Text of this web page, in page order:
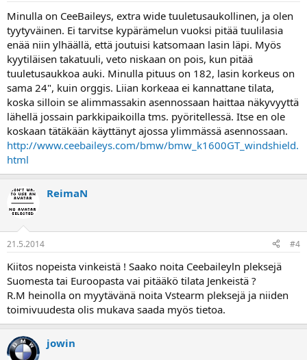
Minulla on CeeBaileys, extra wide tuuletusaukollinen, ja olen
tyytyväinen. Ei tarvitse kypärämelun vuoksi pitää tuulilasia
enää niin ylhäällä, että joutuisi katsomaan lasin läpi. Myös
kyytiläisen takatuuli, veto niskaan on pois, kun pitää
tuuletusaukkoa auki. Minulla pituus on 182, lasin korkeus on
sama 24", kuin orggis. Liian korkeaa ei kannattane tilata,
koska silloin se alimmassakin asennossaan haittaa näkyvyyttä
lähellä jossain parkkipaikoilla tms. pyöritellessä. Itse en ole
koskaan tätäkään käyttänyt ajossa ylimmässä asennossaan.
http://www.ceebaileys.com/bmw/bmw_k1600GT_windshield.
html
ReimaN
21.5.2014 #4
Kiitos nopeista vinkeistä ! Saako noita Ceebaileyln pleksejä
Suomesta tai Euroopasta vai pitääkö tilata Jenkeistä ?
R.M heinolla on myytävänä noita Vstearm pleksejä ja niiden
toimivuudesta olis mukava saada myös tietoa.
jowin